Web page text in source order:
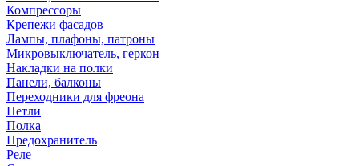
Компрессоры
Крепежи фасадов
Лампы, плафоны, патроны
Микровыключатель, геркон
Накладки на полки
Панели, балконы
Переходники для фреона
Петли
Полка
Предохранитель
Реле